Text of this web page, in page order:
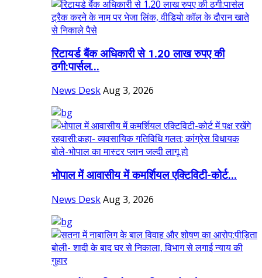
रिटायर्ड बैंक अधिकारी से 1.20 लाख रुपए की
ठगी:पार्सल...
News DeskAug 3, 2026
भोपाल में आवासीय में कमर्शियल एक्टिविटी-कोर्ट...
News DeskAug 3, 2026